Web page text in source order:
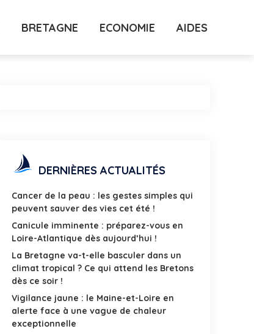
BRETAGNE ECONOMIE AIDES
DERNIÈRES ACTUALITÉS
Cancer de la peau : les gestes simples qui
peuvent sauver des vies cet été !
Canicule imminente : préparez-vous en
Loire-Atlantique dès aujourd’hui !
La Bretagne va-t-elle basculer dans un
climat tropical ? Ce qui attend les Bretons
dès ce soir !
Vigilance jaune : le Maine-et-Loire en
alerte face à une vague de chaleur
exceptionnelle